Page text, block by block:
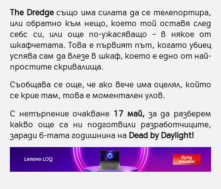
The Dredgeсъщо има силата да се телепортира,
или обратно към нещо, което той оставя след
себс си, или още по-ужасяващо – в някое от
шкафчетата. Това е първият път, когато убиец
успява сам да влезе в шкаф, което е едно от най-
простите скривалища.
Съобщава се още, че ако вече има оцелял, който
се крие там, това е моментален улов.
С нетърпение очакване 17 май, за да разберем
какво още са ни подготвили разработчиците,
заради 6-тата годишнина на Dead by Daylight!